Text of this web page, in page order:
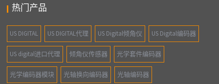
热门产品
US DIGITAL US DIGITAL代理 US Digital倾角仪 US Digital编码器
US digital进口代理 倾角仪传感器 光学套件编码器
光学编码器模块 光轴换向编码器 光轴编码器